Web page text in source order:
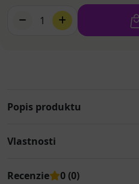
1
Popis produktu
Vlastnosti
Recenzie 0 (0)